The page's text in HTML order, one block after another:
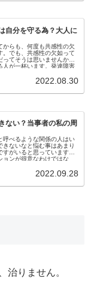
自分を守る為？大人に
からも、何度も共感性の欠
。でも、共感性の欠如って
てそうは思いませんか？
人が一杯います。発達障害
2022.08.30
ない？当事者の私の周
呼べるような関係の人はい
きないなと悩む事はあまり
すがいると思っています。
ョンが得意なわけではな
2022.09.28
治りません。